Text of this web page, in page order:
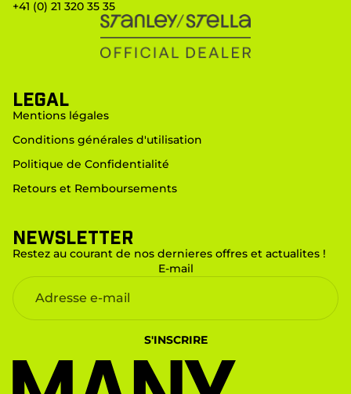
+41 (0) 21 320 35 35
LEGAL
Mentions légales
Conditions générales d'utilisation
Politique de Confidentialité
Retours et Remboursements
Newsletter
Restez au courant de nos dernieres offres et actualites !
E-mail
S'INSCRIRE